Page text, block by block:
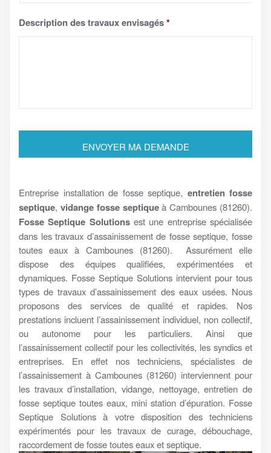
Description des travaux envisagés*
Entreprise installation de fosse septique, entretien fosse
septique, vidange fosse septiqueà Cambounes (81260).
Fosse Septique Solutionsest une entreprise spécialisée
dans les travaux d’assainissement de fosse septique, fosse
toutes eaux à Cambounes (81260). Assurément elle
dispose des équipes qualifiées, expérimentées et
dynamiques. Fosse Septique Solutions intervient pour tous
types de travaux d’assainissement des eaux usées. Nous
proposons des services de qualité et rapides. Nos
prestations incluent l’assainissement individuel, non collectif,
ou autonome pour les particuliers. Ainsi que
l’assainissement collectif pour les collectivités, les syndics et
entreprises. En effet nos techniciens, spécialistes de
l’assainissement à Cambounes (81260) interviennent pour
les travaux d’installation, vidange, nettoyage, entretien de
fosse septique toutes eaux, mini station d’épuration. Fosse
Septique Solutions à votre disposition des techniciens
expérimentés pour les travaux de curage, débouchage,
raccordement de fosse toutes eaux et septique.